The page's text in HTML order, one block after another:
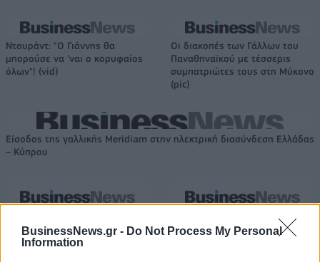
BusinessNews.gr - Do Not Process My Personal
Information
Ντουράντ: "Ο Γιάννης θα
μπορούσε να 'ναι ο κορυφαίος
όλων"! (vid)
Οι διακοπές των Γάλλων του
Παναθηναϊκού με τέσσερις
συμπατριώτες τους στη Μύκονο
(pic)
Είσοδος της γαλλικής Meridiam στην ηλεκτρική διασύνδεση Ελλάδας
– Κύπρου
στα καθαρά κέρδη του α΄
εξαμήνου – Στα 524,4 εκατ.
Cenergy Holdings: Άνοδος 45%
στα καθαρά κέρδη του α΄